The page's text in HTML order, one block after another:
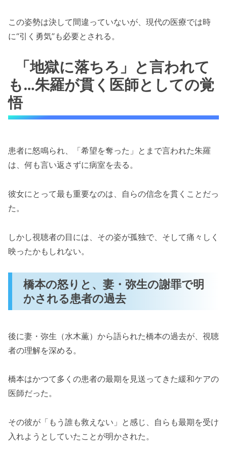
この姿勢は決して間違っていないが、現代の医療では時
に“引く勇気”も必要とされる。
「地獄に落ちろ」と言われて
も…朱羅が貫く医師としての覚
悟
患者に怒鳴られ、「希望を奪った」とまで言われた朱羅
は、何も言い返さずに病室を去る。
彼女にとって最も重要なのは、自らの信念を貫くことだっ
た。
しかし視聴者の目には、その姿が孤独で、そして痛々しく
映ったかもしれない。
橋本の怒りと、妻・弥生の謝罪で明
かされる患者の過去
後に妻・弥生（水木薫）から語られた橋本の過去が、視聴
者の理解を深める。
橋本はかつて多くの患者の最期を見送ってきた緩和ケアの
医師だった。
その彼が「もう誰も救えない」と感じ、自らも最期を受け
入れようとしていたことが明かされた。